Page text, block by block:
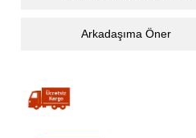
Arkadaşıma Öner